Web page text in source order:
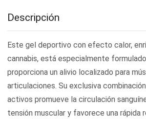
Descripción
Este gel deportivo con efecto calor,
cannabis, está especialmente
proporciona un alivio localizado para
articulaciones. Su exclusiva
activos promueve la circulación
tensión muscular y favorece una rápida